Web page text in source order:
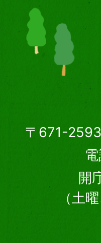
〒671-
開
（土